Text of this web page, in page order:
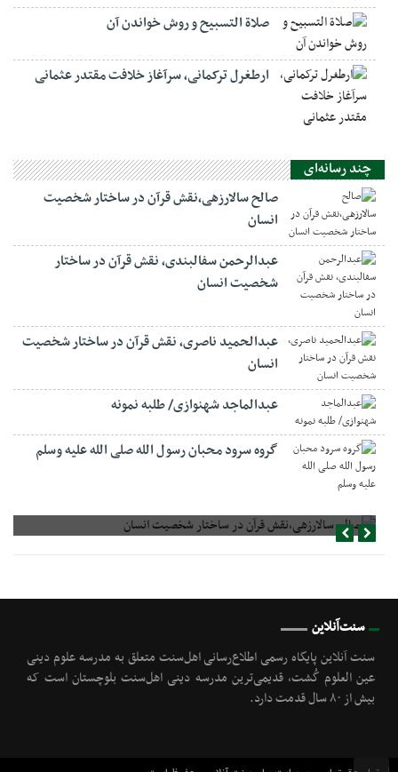
صلاة التسبيح و روش خواندن آن
ارطغرل ترکمانی، سرآغاز خلافت مقتدر عثمانی
چند رسانه‌ای
صالح سالارزهی،‌نقش قرآن در ساختار شخصیت
انسان
عبدالرحمن سفالبندی، نقش قرآن در ساختار
شخصیت انسان
عبدالحمید ناصری، نقش قرآن در ساختار شخصیت
انسان
عبدالماجد شهنوازی/ طلبه نمونه
گروه سرود محبان رسول الله صلی الله علیه وسلم
صالح سالارزهی،‌نقش قرآن در ساختار شخصیت انسان
سنت‌آنلاین
سنت آنلاین پایگاه رسمی اطلاع‌رسانی اهل‌سنت متعلق به مدرسه علوم دینی
عین العلوم گُشت, قدیمی‌ترین مدرسه دینی اهل‌سنت بلوچستان است که
بیش از ۸۰ سال قدمت دارد.